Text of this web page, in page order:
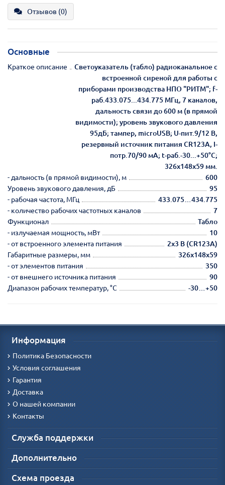
Отзывов (0)
Основные
Краткое описание
Светоуказатель (табло) радиоканальное с
встроенной сиреной для работы с
приборами производства НПО "РИТМ"; f-
раб.433.075...434.775 МГц, 7 каналов,
дальность связи до 600 м (в прямой
видимости); уровень звукового давления
95дБ; тампер, microUSB; U-пит.9/12 В,
резервный источник питания CR123A, I-
потр.70/90 мА; t-раб.-30...+50°С;
326х148х59 мм.
- дальность (в прямой видимости), м
600
Уровень звукового давления, дБ
95
- рабочая частота, МГц
433.075…434.775
- количество рабочих частотных каналов
7
Функционал
Табло
- излучаемая мощность, мВт
10
- от встроенного элемента питания
2х3 В (CR123A)
Габаритные размеры, мм
326х148х59
- от элементов питания
350
- от внешнего источника питания
90
Диапазон рабочих температур, °С
-30…+50
Информация
Политика Безопасности
Условия соглашения
Гарантия
Доставка
О нашей компании
Контакты
Служба поддержки
Дополнительно
Схема проезда